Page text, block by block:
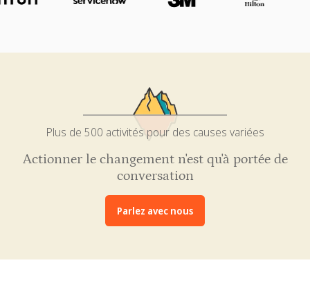
Plus de 500 activités pour des causes variées
Actionner le changement n'est qu'à portée de
conversation
Parlez avec nous